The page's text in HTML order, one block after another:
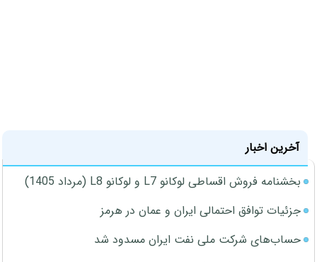
آخرین اخبار
بخشنامه فروش اقساطی لوکانو L7 و لوکانو L8 (مرداد 1405)
جزئیات توافق احتمالی ایران و عمان در هرمز
حساب‌های شرکت ملی نفت ایران مسدود شد